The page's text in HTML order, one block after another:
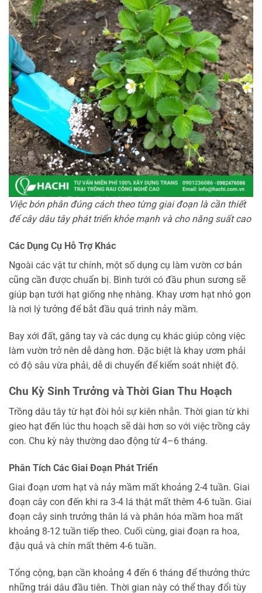
Việc bón phân đúng cách theo từng giai đoạn là cần thiết
để cây dâu tây phát triển khỏe mạnh và cho năng suất cao
Các Dụng Cụ Hỗ Trợ Khác
Ngoài các vật tư chính, một số dụng cụ làm vườn cơ bản
cũng cần được chuẩn bị. Bình tưới có đầu phun sương sẽ
giúp bạn tưới hạt giống nhẹ nhàng. Khay ươm hạt nhỏ gọn
là nơi lý tưởng để bắt đầu quá trình nảy mầm.
Bay xới đất, găng tay và các dụng cụ khác giúp công việc
làm vườn trở nên dễ dàng hơn. Đặc biệt là khay ươm phải
có độ sâu vừa phải, dễ di chuyển để kiểm soát nhiệt độ.
Chu Kỳ Sinh Trưởng và Thời Gian Thu Hoạch
Trồng dâu tây từ hạt đòi hỏi sự kiên nhẫn. Thời gian từ khi
gieo hạt đến lúc thu hoạch sẽ dài hơn so với việc trồng cây
con. Chu kỳ này thường dao động từ 4–6 tháng.
Phân Tích Các Giai Đoạn Phát Triển
Giai đoạn ươm hạt và nảy mầm mất khoảng 2-4 tuần. Giai
đoạn cây con đến khi ra 3-4 lá thật mất thêm 4-6 tuần. Giai
đoạn cây sinh trưởng thân lá và phân hóa mầm hoa mất
khoảng 8-12 tuần tiếp theo. Cuối cùng, giai đoạn ra hoa,
đậu quả và chín mất thêm 4-6 tuần.
Tổng cộng, bạn cần khoảng 4 đến 6 tháng để thưởng thức
những trái dâu đầu tiên. Thời gian này có thể thay đổi tùy